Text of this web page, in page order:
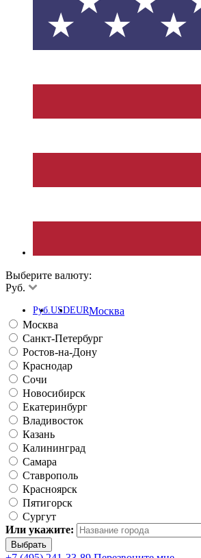
Выберите валюту:
Руб.
Руб.USDEURМосква
Москва
Санкт-Петербург
Ростов-на-Дону
Краснодар
Сочи
Новосибирск
Екатеринбург
Владивосток
Казань
Калининград
Самара
Ставрополь
Красноярск
Пятигорск
Сургут
Или укажите: